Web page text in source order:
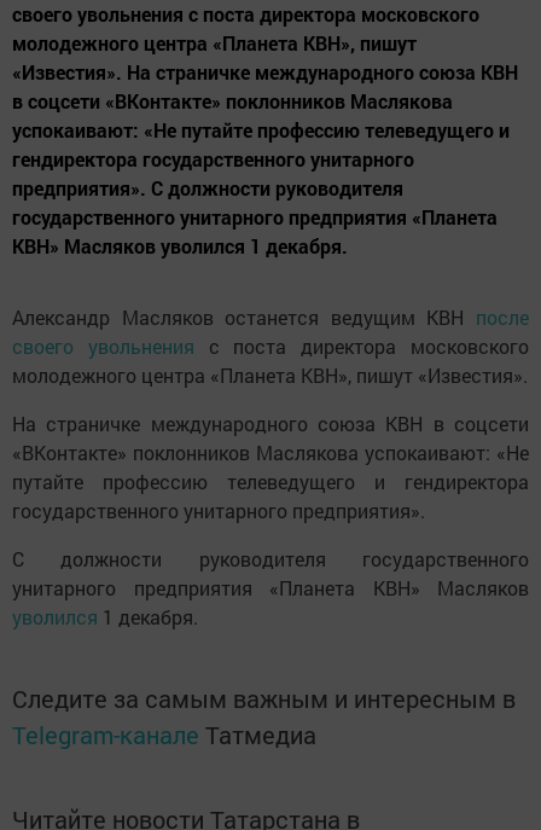
своего увольнения с поста директора московского
молодежного центра «Планета КВН», пишут
«Известия». На страничке международного союза КВН
в соцсети «ВКонтакте» поклонников Маслякова
успокаивают: «Не путайте профессию телеведущего и
гендиректора государственного унитарного
предприятия». С должности руководителя
государственного унитарного предприятия «Планета
КВН» Масляков уволился 1 декабря.
Александр Масляков останется ведущим КВН после
своего увольнения с поста директора московского
молодежного центра «Планета КВН», пишут «Известия».
На страничке международного союза КВН в соцсети
«ВКонтакте» поклонников Маслякова успокаивают: «Не
путайте профессию телеведущего и гендиректора
государственного унитарного предприятия».
С должности руководителя государственного
унитарного предприятия «Планета КВН» Масляков
уволился 1 декабря.
Следите за самым важным и интересным в
Telegram-канале Татмедиа
Читайте новости Татарстана в